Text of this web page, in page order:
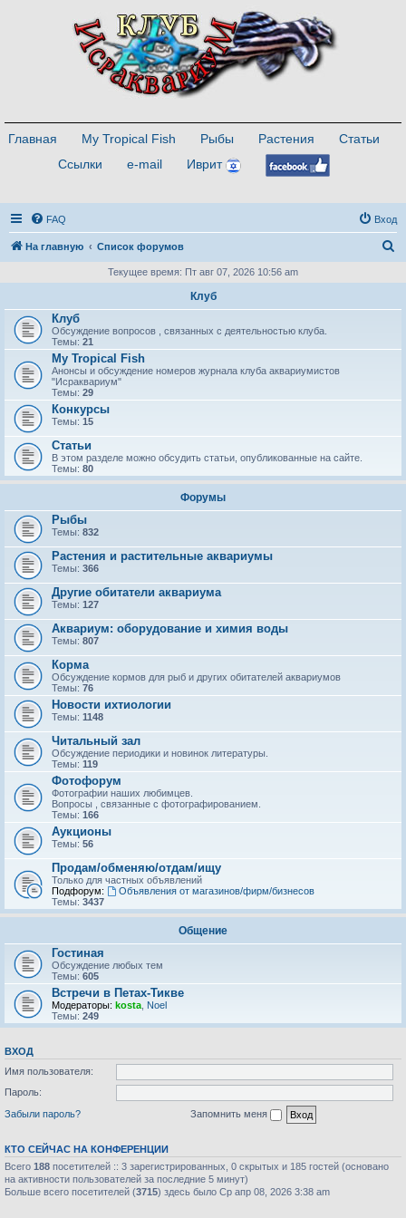
Главная My Tropical Fish Рыбы Растения
Статьи
Ссылки
e-mail Иврит
FAQ Вход
На главную Список форумов
с
Текущее время: Пт авг 07, 2026 10:56 am
Клуб
Клуб
Обсуждение вопросов , связанных с деятельностью клуба.
Темы: 21
My Tropical Fish
Анонсы и обсуждение номеров журнала клуба аквариумистов
"Исраквариум"
Темы: 29
Конкурсы
Темы: 15
Статьи
В этом разделе можно обсудить статьи, опубликованные на сайте.
Темы: 80
Форумы
Рыбы
Темы: 832
Растения и растительные аквариумы
Темы: 366
Другие обитатели аквариума
Темы: 127
Аквариум: оборудование и химия воды
Темы: 807
Корма
Обсуждение кормов для рыб и других обитателей аквариумов
Темы: 76
Новости ихтиологии
Темы: 1148
Читальный зал
Обсуждение периодики и новинок литературы.
Темы: 119
Фотофорум
Фотографии наших любимцев.
Вопросы , связанные с фотографированием.
Темы: 166
Аукционы
Темы: 56
Продам/обменяю/отдам/ищу
Только для частных объявлений
Подфорум:
Объявления от магазинов/фирм/бизнесов
Темы: 3437
Общение
Гостиная
Обсуждение любых тем
Темы: 605
Встречи в Петах-Тикве
Модераторы: kosta Noel
Темы: 249
ВХОД
Имя пользователя:
Пароль:
Забыли пароль?
Запомнить меня
КТО СЕЙЧАС НА КОНФЕРЕНЦИИ
Всего 188 посетителей :: 3 зарегистрированных, 0 скрытых и 185 гостей (основано
на активности пользователей за последние 5 минут)
Больше всего посетителей (3715) здесь было Ср апр 08, 2026 3:38 am